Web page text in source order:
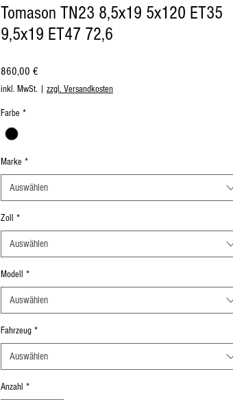
Tomason TN23 8,5x19 5x120 ET35
9,5x19 ET47 72,6
860,00 €Preis
inkl. MwSt. zzgl. Versandkosten
Farbe *
Marke *
Auswählen
Zoll *
Auswählen
Modell *
Auswählen
Fahrzeug *
Auswählen
Anzahl *